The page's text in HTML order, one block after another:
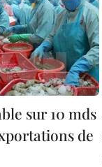
sur 10 mds
de